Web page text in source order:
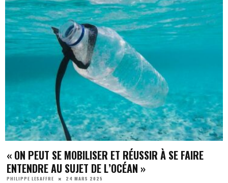
« ON PEUT SE MOBILISER ET RÉUSSIR À SE FAIRE
ENTENDRE AU SUJET DE L’OCÉAN »
PHILIPPE LESAFFRE 24 MARS 2025